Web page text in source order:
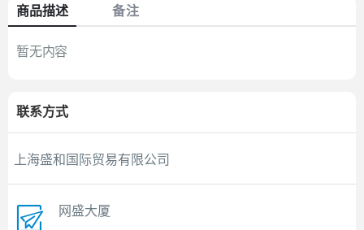
商品描述 备注
暂无内容
联系方式
上海盛和国际贸易有限公司
网盛大厦